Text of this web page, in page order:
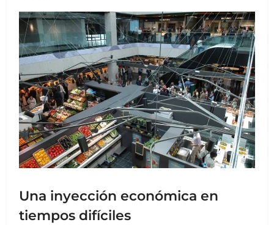
Una inyección económica en
tiempos difíciles